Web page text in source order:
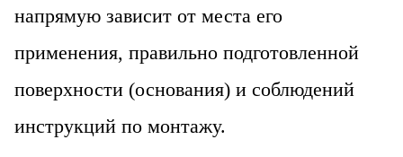
напрямую зависит от места его
применения, правильно подготовленной
поверхности (основания) и соблюдений
инструкций по монтажу.